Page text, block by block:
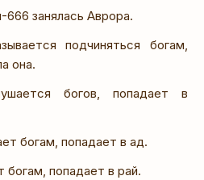
занялась Аврора.
подчиняться богам,
она.
богов, попадает в
богам, попадает в ад.
попадает в рай.